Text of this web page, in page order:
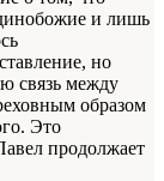
и лишь
но
связь между
образом
Это
продолжает